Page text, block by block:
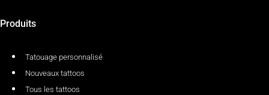
Produits
Tatouage personnalisé
Nouveaux tattoos
Tous les tattoos